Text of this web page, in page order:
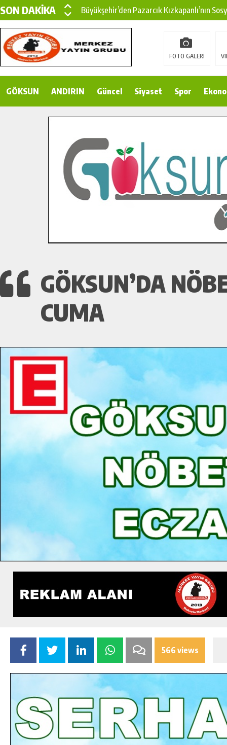
SON DAKİKA
Büyükşehir’den Pazarcık Kızkapanlı’nın
Büyükşehir’den Pazarcık Kırsalına Modern
Çin’den KSÜ’ye Uluslararası Başarı:
Gençler Pusula Maraş Kampında Yeni
İlçe Jandarma Komutanı Karakaya’dan
Bertiz’in Yeni Köprüsünde Sona Doğru.
FOTO GALERİ
GÖKSUN ANDIRIN Güncel Siyaset Spor
GÖKSUN’DA
CUMA
566 views